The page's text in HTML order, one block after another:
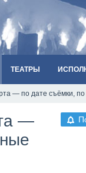
ТЕАТРЫ
— по дате съёмки,
—